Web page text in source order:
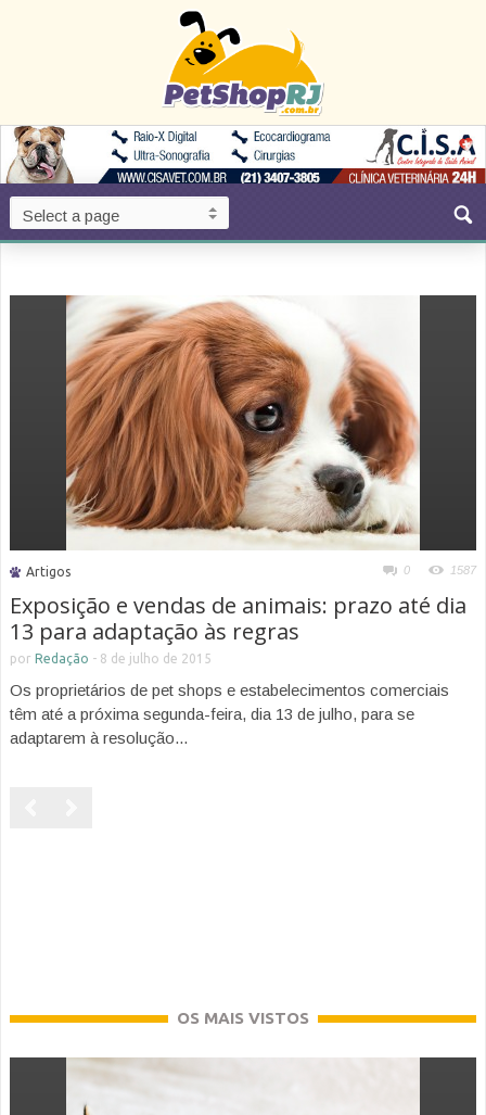
Artigos 0 1587
Exposição e vendas de animais: prazo até dia
13 para adaptação às regras
por Redação - 8 de julho de 2015
Os proprietários de pet shops e estabelecimentos comerciais
têm até a próxima segunda-feira, dia 13 de julho, para se
adaptarem à resolução...
OS MAIS VISTOS